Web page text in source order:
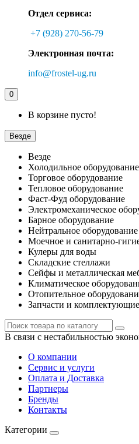
Отдел сервиса:
+7 (928) 270-56-79
Электронная почта:
info@frostel-ug.ru
0
В корзине пусто!
Везде
Везде
Холодильное оборудование
Торговое оборудование
Тепловое оборудование
Фаст-Фуд оборудование
Электромеханическое
Барное оборудование
Нейтральное оборудование
Моечное и санитарно-
Кулеры для воды
Складские стеллажи
Сейфы и металлическая
Климатическое
Отопительное
Запчасти и комплектующие
В связи с нестабильностью
О компании
Сервис и услуги
Оплата и Доставка
Партнеры
Бренды
Контакты
Категории